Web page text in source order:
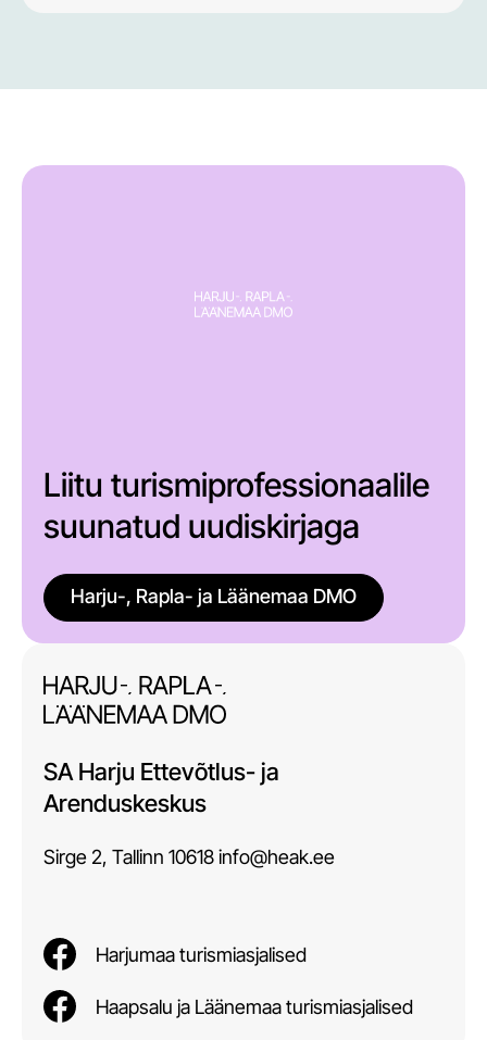
Liitu turismiprofessionaalile
suunatud uudiskirjaga
Harju-, Rapla- ja Läänemaa DMO
SA Harju Ettevõtlus- ja
Arenduskeskus
Sirge 2, Tallinn 10618 info@heak.ee
Harjumaa turismiasjalised
Haapsalu ja Läänemaa turismiasjalised